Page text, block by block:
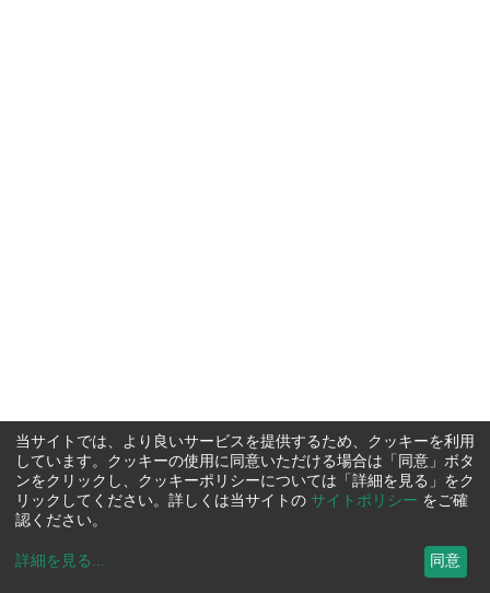
当サイトでは、より良いサービスを提供するため、クッキーを利用
しています。クッキーの使用に同意いただける場合は「同意」ボタ
ンをクリックし、クッキーポリシーについては「詳細を見る」をク
リックしてください。詳しくは当サイトの サイトポリシー をご確
認ください。
詳細を見る ... 同意